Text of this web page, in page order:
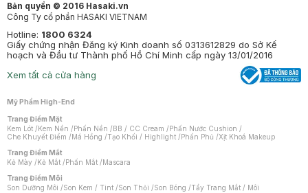
Bản quyền © 2016 Hasaki.vn
Công Ty cổ phần HASAKI VIETNAM
Hotline: 1800 6324
Giấy chứng nhận Đăng ký Kinh doanh số 0313612829 do Sở Kế
hoạch và Đầu tư Thành phố Hồ Chí Minh cấp ngày 13/01/2016
Xem tất cả cửa hàng
Mỹ Phẩm High-End
Trang Điểm Mặt
Kem Lót /Kem Nền /Phấn Nền /BB / CC Cream /Phấn Nước Cushion /
Che Khuyết Điểm /Má Hồng /Tạo Khối / Highlight /Phấn Phủ /Xịt Khoá Makeup
Trang Điểm Mắt
Kẻ Mày /Kẻ Mắt /Phấn Mắt /Mascara
Trang Điểm Môi
Son Dưỡng Môi /Son Kem / Tint /Son Thỏi /Son Bóng /Tẩy Trang Mắt / Môi